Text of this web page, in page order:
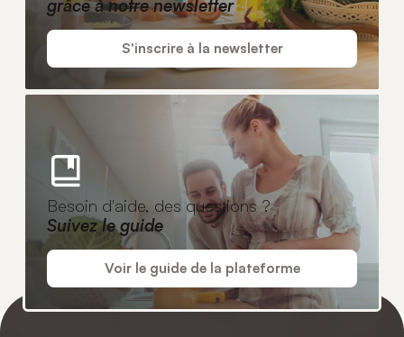
grâce à notre newsletter
S'inscrire à la newsletter
Besoin d'aide, des questions ?
Suivez le guide
Voir le guide de la plateforme